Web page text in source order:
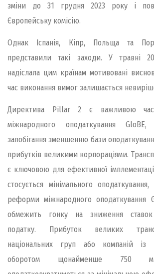
зміни до 31 грудня 2023 року і
Європейську комісію.
Однак Іспанія, Кіпр, Польща та
представили такі заходи. У травні
надіслала цим країнам мотивовані
час виконання вимог залишається
Директива Pillar 2 є важливою
міжнародного оподаткування
запобігання зменшенню бази
прибутків великими корпораціями.
є ключовою для ефективної
стосується мінімального
реформи міжнародного
обмежить гонку на зниження ставок
податку. Прибуток великих
національних груп або компаній із
оборотом щонайменше 750